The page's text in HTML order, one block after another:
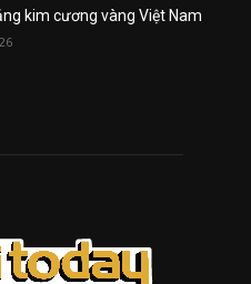
kim cương vàng Việt Nam